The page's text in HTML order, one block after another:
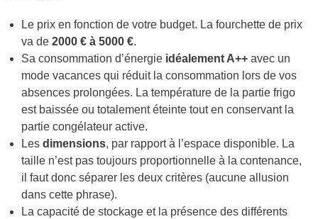
Le prix en fonction de votre budget. La fourchette de prix
va de2000 € à 5000 €.
Sa consommation d’énergie idéalement A++avec un
mode vacances qui réduit la consommation lors de vos
absences prolongées. La température de la partie frigo
est baissée ou totalement éteinte tout en conservant la
partie congélateur active.
Lesdimensions, par rapport à l’espace disponible. La
taille n’est pas toujours proportionnelle à la contenance,
il faut donc séparer les deux critères (aucune allusion
dans cette phrase).
La capacité de stockage et la présence des différents